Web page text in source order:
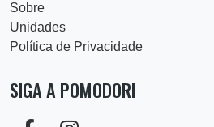
Sobre
Unidades
Política de Privacidade
SIGA A POMODORI